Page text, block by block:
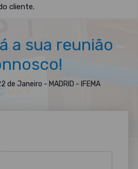
cliente.
a sua reunião
de Janeiro - MADRID - IFEMA